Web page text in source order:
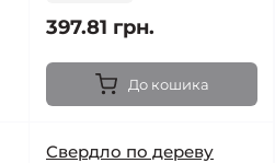
397.81 грн.
До кошика
Свердло по дереву